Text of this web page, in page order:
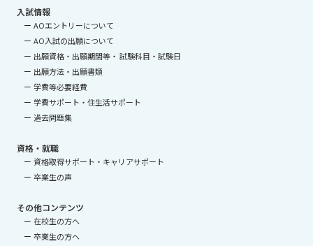
入試情報
AOエントリーについて
AO入試の出願について
出願資格・出願期間等・ 試験科目・試験日
出願方法・出願書類
学費等必要経費
学費サポート・住生活サポート
過去問題集
資格・就職
資格取得サポート・キャリアサポート
卒業生の声
その他コンテンツ
在校生の方へ
卒業生の方へ